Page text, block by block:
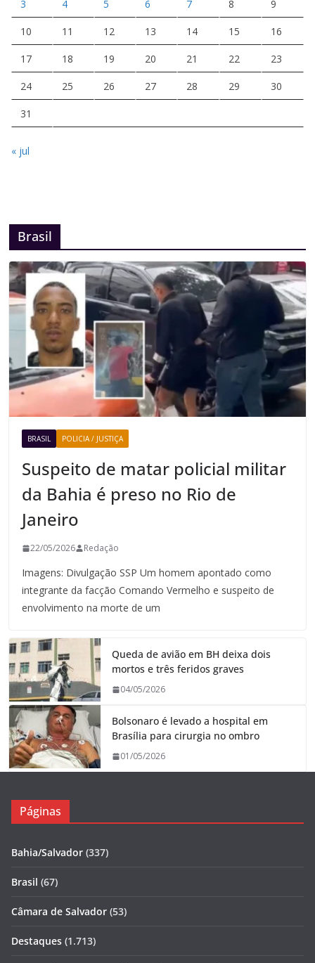
3 4 5 6 7 8 9
10 11 12 13 14 15 16
17 18 19 20 21 22 23
24 25 26 27 28 29 30
31
« jul
Brasil
BRASIL POLICIA / JUSTIÇA
Suspeito de matar policial militar
da Bahia é preso no Rio de
Janeiro
22/05/2026 Redação
Imagens: Divulgação SSP Um homem apontado como
integrante da facção Comando Vermelho e suspeito de
envolvimento na morte de um
Queda de avião em BH deixa dois
mortos e três feridos graves
04/05/2026
Bolsonaro é levado a hospital em
Brasília para cirurgia no ombro
01/05/2026
Páginas
Bahia/Salvador (337)
Brasil (67)
Câmara de Salvador (53)
Destaques (1.713)